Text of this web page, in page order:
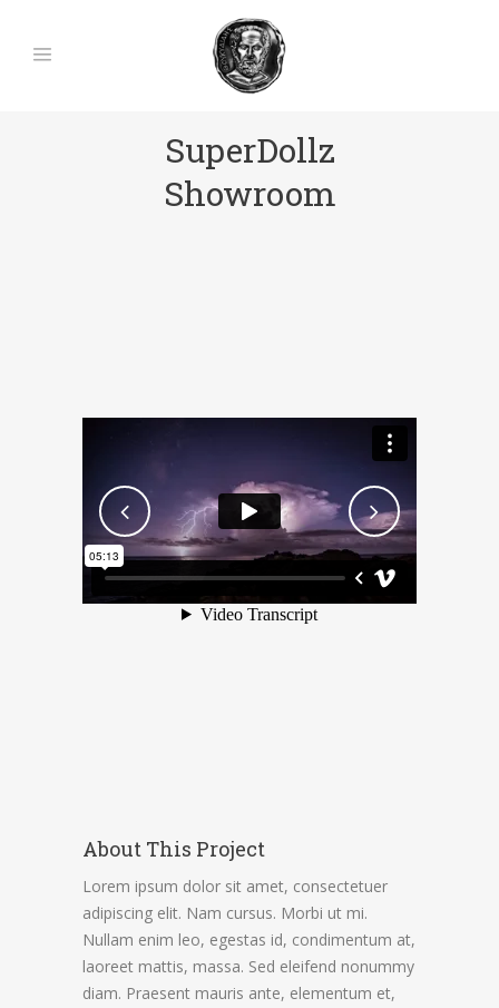
SuperDollz
Showroom
About This Project
Lorem ipsum dolor sit amet, consectetuer
adipiscing elit. Nam cursus. Morbi ut mi.
Nullam enim leo, egestas id, condimentum at,
laoreet mattis, massa. Sed eleifend nonummy
diam. Praesent mauris ante, elementum et,